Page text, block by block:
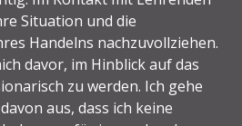
Situation und die
Handelns nachzuvollziehen.
davor, im Hinblick auf das
zu werden. Ich gehe
aus, dass ich keine